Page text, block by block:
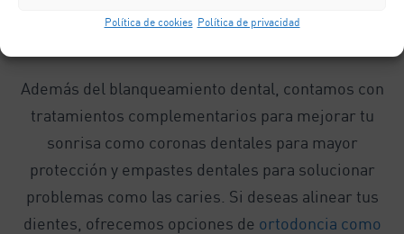
Política de cookies Política de privacidad
atención que necesitas.
Además del blanqueamiento dental, contamos con
tratamientos complementarios para mejorar tu
sonrisa como coronas dentales para mayor
protección y empastes dentales para solucionar
problemas como las caries. Si deseas alinear tus
dientes, ofrecemos opciones de ortodoncia como